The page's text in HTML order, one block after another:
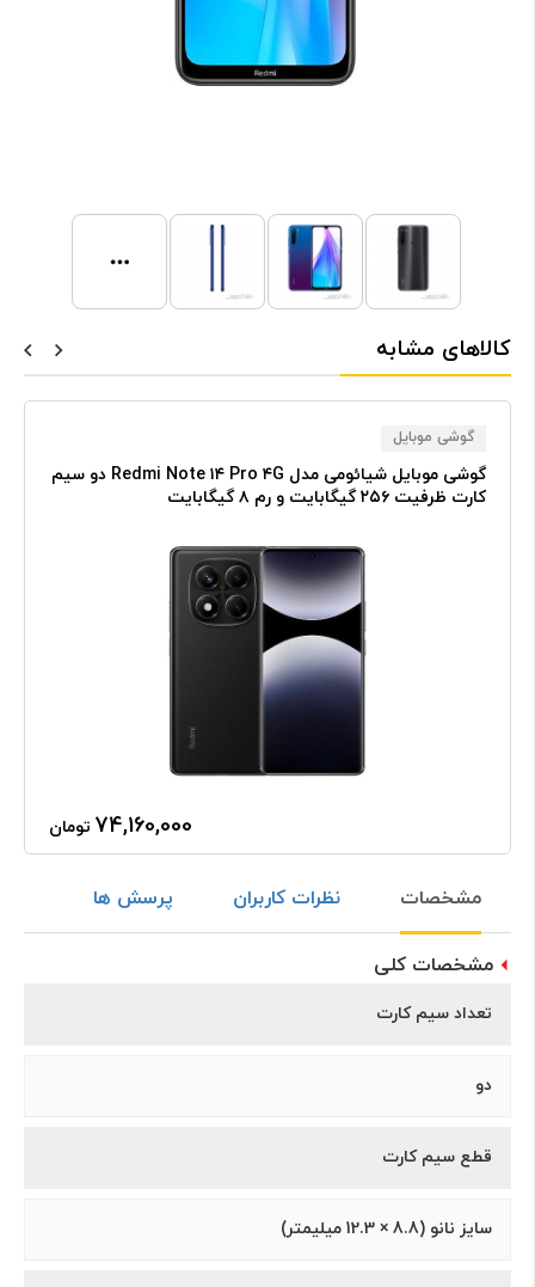
کالاهای مشابه
گوشی موبایل
گوشی موبایل شیائومی مدل Redmi Note ۱۴ Pro ۴G دو سیم
کارت ظرفیت ۲۵۶ گیگابایت و رم ۸ گیگابایت
74,160,000 تومان
مشخصات نظرات کاربران پرسش ها
مشخصات کلی
تعداد سیم کارت
دو
قطع سیم کارت
سايز نانو (8.8 × 12.3 ميلیمتر)